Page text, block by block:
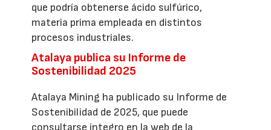
que podría obtenerse ácido sulfúrico,
materia prima empleada en distintos
procesos industriales.
Atalaya publica su Informe de
Sostenibilidad 2025
Atalaya Mining ha publicado su Informe de
Sostenibilidad de 2025, que puede